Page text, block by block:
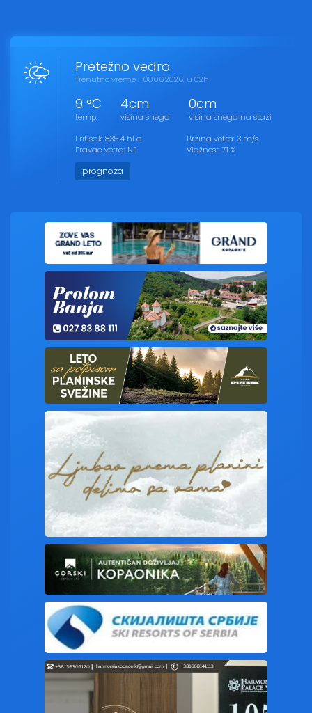
Pretežno vedro
Trenutno vreme - 08.06.2026. u 02h
9 °C
temp.
4cm
visina snega
0cm
visina snega na stazi
Pritisak: 835.4 hPa
Pravac vetra: NE
Brzina vetra: 3 m/s
Vlažnost: 71 %
prognoza